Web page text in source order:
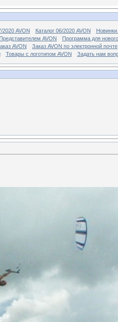
2020 AVON Каталог 06/2020 AVON
Новинки
AVON
Программа для
AVON
Заказ AVON по электронной почте
Товары с логотипом AVON Задать нам